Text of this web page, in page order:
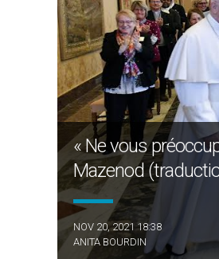
« Ne vous
Mazenod
NOV 20, 2021 18:38
ANITA BOURDIN